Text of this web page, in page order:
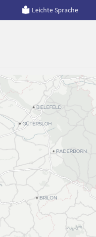
Leichte Sprache